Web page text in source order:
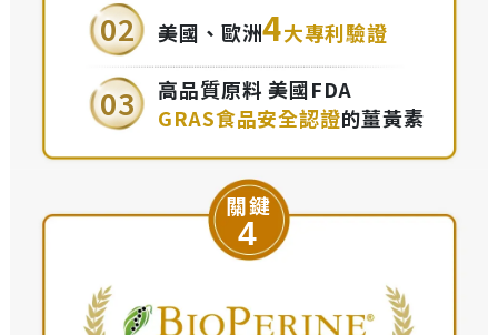
02
03
美國、歐洲4大專利驗證
高品質原料 美國FDA
GRAS食品安全認證的薑黃素
關鍵
4